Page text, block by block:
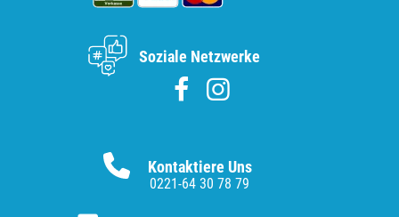
Kontaktiere Uns
0221-64 30 78 79
Soziale Netzwerke